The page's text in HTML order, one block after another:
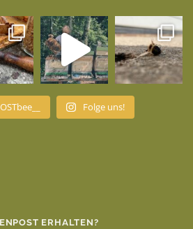
Folge uns!
ERHALTEN?